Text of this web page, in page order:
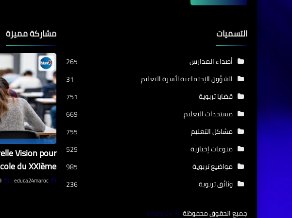
التسميات
أصداء المدارس
265
الشؤون الإجتماعية لأسرة التعليم
31
قضايا تربوية
751
مستجدات التعليم
669
مشاكل التعليم
755
منوعات إخبارية
525
مواضيع تربوية
985
وثائق تربوية
236
مشاركة مميزة
Vision pour
du XXIème
educa24maroc
جميع الحقوق محفوظة ©
Educa 24